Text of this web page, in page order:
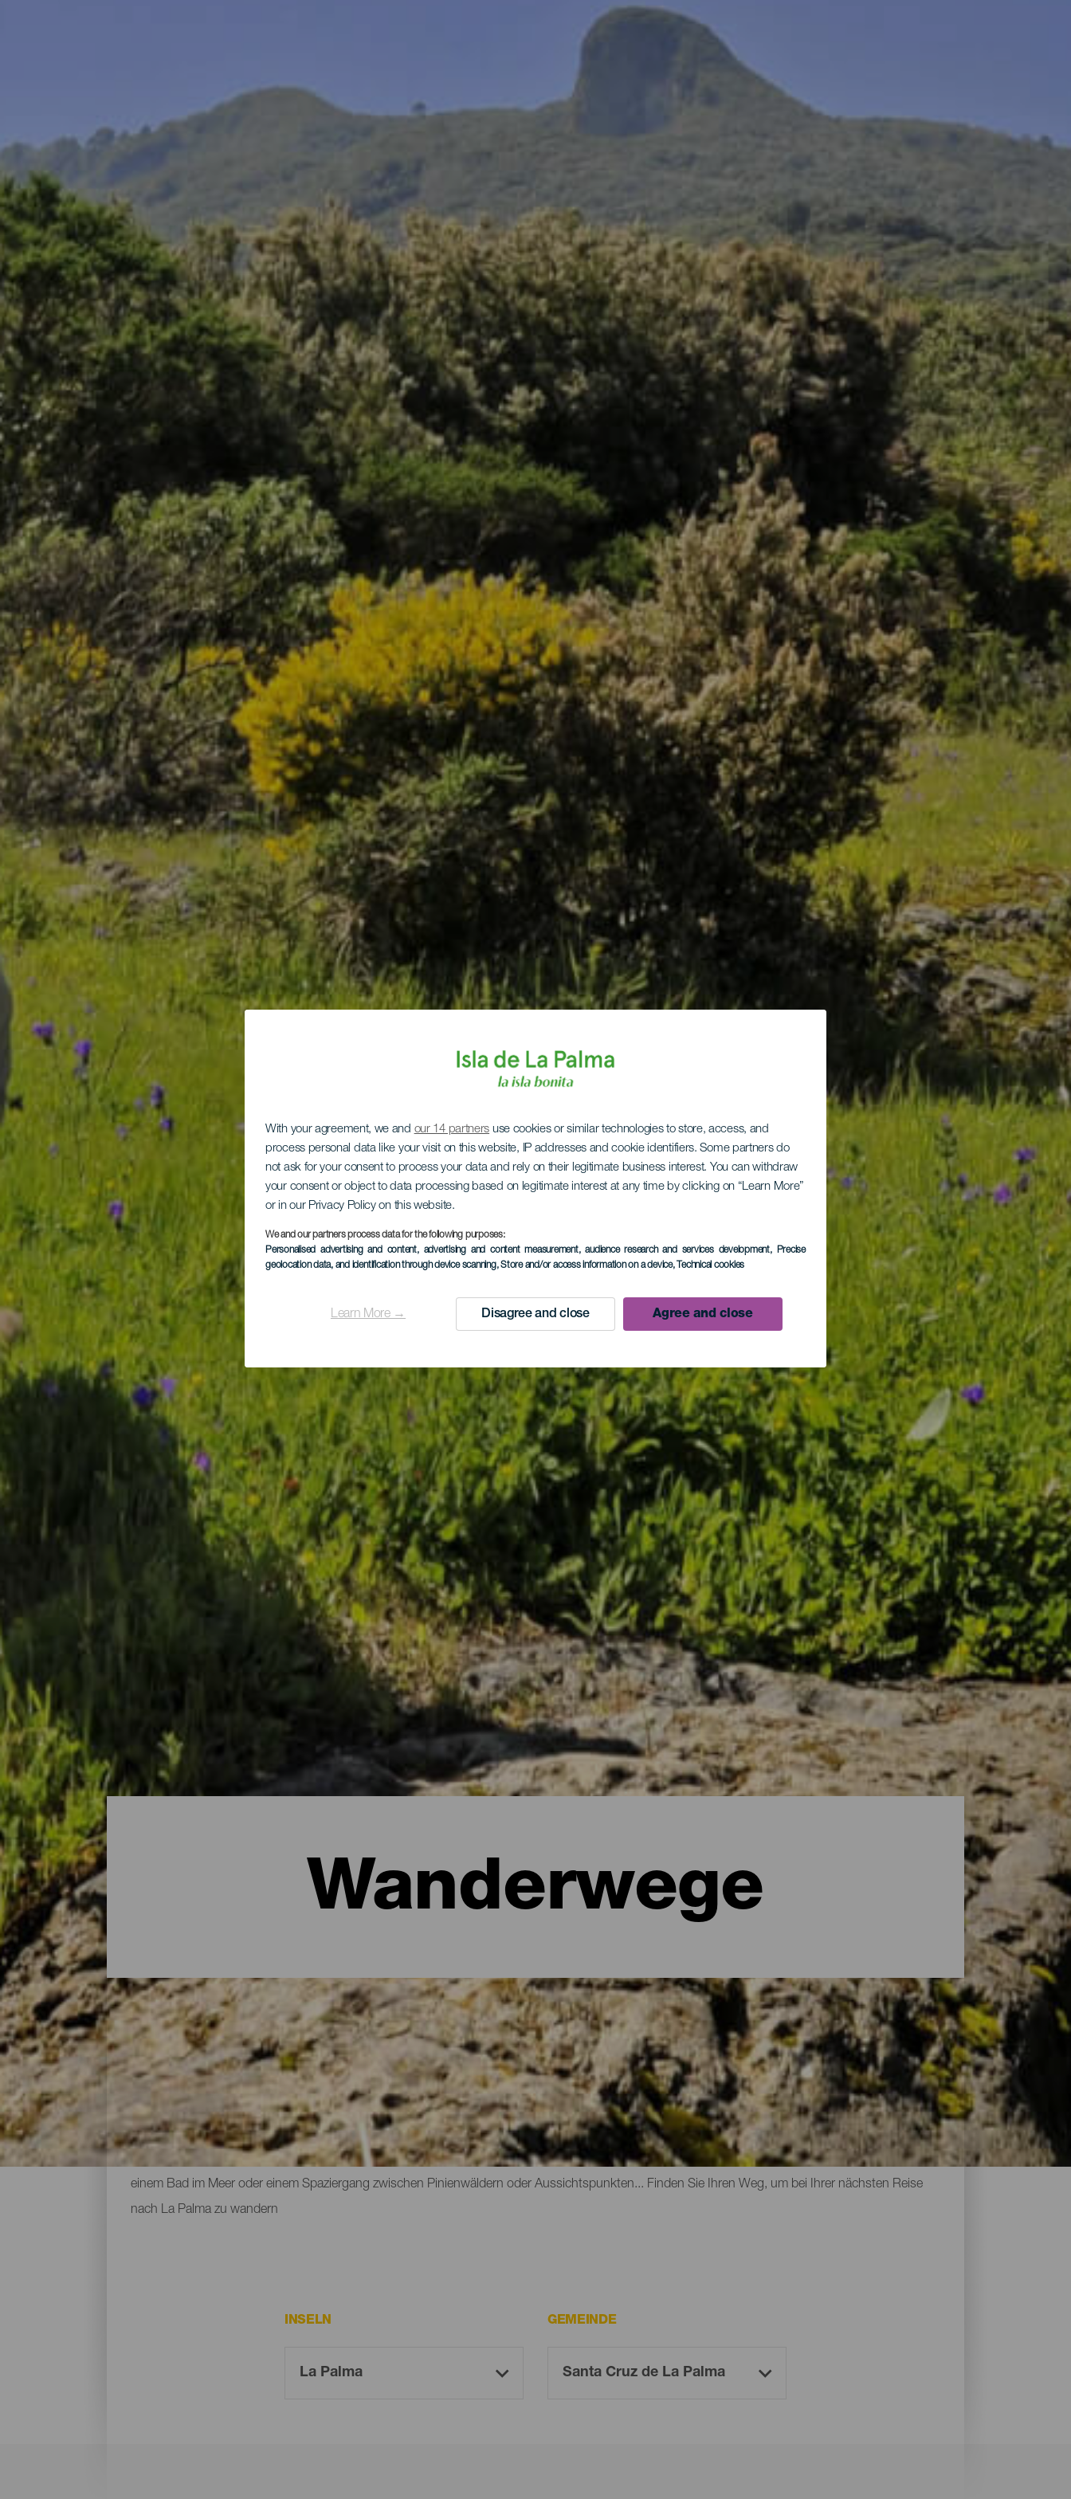
With your agreement, we and our 14 partners use cookies or similar technologies to store, access, and
process personal data like your visit on this website, IP addresses and cookie identifiers. Some partners do
not ask for your consent to process your data and rely on their legitimate business interest. You can withdraw
your consent or object to data processing based on legitimate interest at any time by clicking on “Learn More”
or in our Privacy Policy on this website.
We and our partners process data for the following purposes:
Personalised advertising and content, advertising and content measurement, audience research and services development, Precise
geolocation data, and identification through device scanning, Store and/or access information on a device, Technical cookies
Learn More → Disagree and close Agree and close
Wanderwege
Die wichtigsten Routen und Wanderwege auf La Palma
Die natürliche Schönheit der Insel lässt sich am besten langsam und Schritt für Schritt entdecken. La Palma verfügt über ein Netz von perfekt
ausgebauten und beschilderten Wanderwegen, auf denen man die mehr als 700 Quadratkilometer große Insel, die zum Weltbiosphärenreservat
erklärt wurde, kennen lernen kann. Durchqueren Sie uralte Lorbeer-Wälder, wandern Sie zwischen Vulkanen und beenden Sie Ihre Wanderung mit
einem Bad im Meer oder einem Spaziergang zwischen Pinienwäldern oder Aussichtspunkten... Finden Sie Ihren Weg, um bei Ihrer nächsten Reise
nach La Palma zu wandern
INSELN GEMEINDE